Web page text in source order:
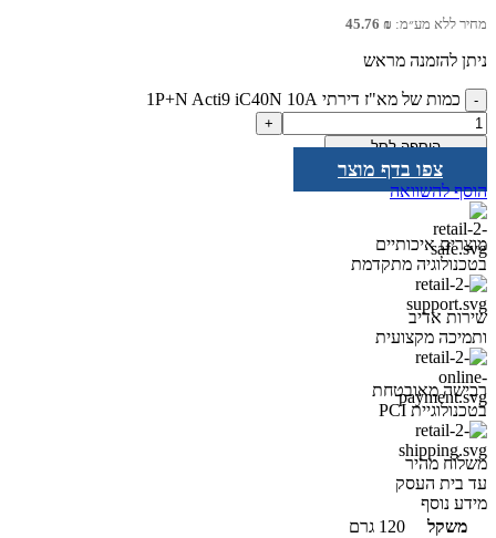
מחיר ללא מע״מ: 45.76 ₪
ניתן להזמנה מראש
כמות של מא"ז דירתי 1P+N Acti9 iC40N 10A
הוספה לסל
צפו בדף מוצר
הוסף להשוואה
מוצרים איכותיים
בטכנולוגיה מתקדמת
שירות אדיב
ותמיכה מקצועית
רכישה מאובטחת
בטכנולוגיית PCI
משלוח מהיר
עד בית העסק
מידע נוסף
משקל
120 גרם